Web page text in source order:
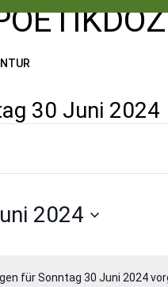
30 Juni 2024
für Sonntag 30 Juni 2024
2024